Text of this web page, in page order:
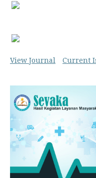
View Journal Current